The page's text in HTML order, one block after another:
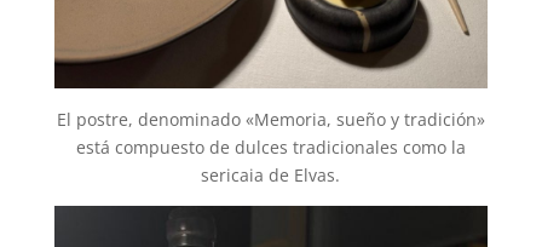
El postre, denominado «Memoria, sueño y tradición»
está compuesto de dulces tradicionales como la
sericaia de Elvas.